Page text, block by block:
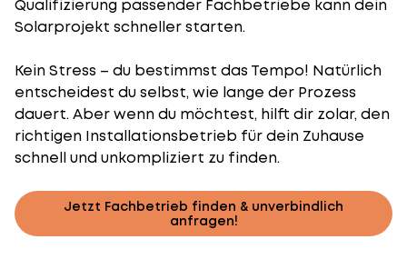
Qualifizierung passender Fachbetriebe kann dein
Solarprojekt schneller starten.
Kein Stress – du bestimmst das Tempo! Natürlich
entscheidest du selbst, wie lange der Prozess
dauert. Aber wenn du möchtest, hilft dir zolar, den
richtigen Installationsbetrieb für dein Zuhause
schnell und unkompliziert zu finden.
Jetzt Fachbetrieb finden & unverbindlich
anfragen!